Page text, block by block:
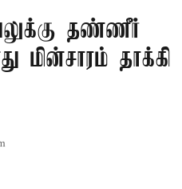
தண்ணீர்
மின்சாரம் தாக்கி